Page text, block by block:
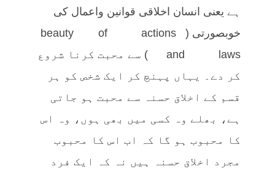
ہے یعنی انسان اخلاقی قوانین واعمال کی
خوبصورتی (beauty of actions
and laws) سے محبت کرنا شروع
کر دے۔ یہاں پہنچ کر ایک شخص کو ہر
قسم کے اخلاق حسنہ سے محبت ہو جاتی
ہے، بھلے وہ کسی میں بھی ہوں، وہ اس
کا محبوب ہو گا کہ اب اس کا محبوب
مجرد اخلاق حسنہ ہیں نہ کہ ایک فرد